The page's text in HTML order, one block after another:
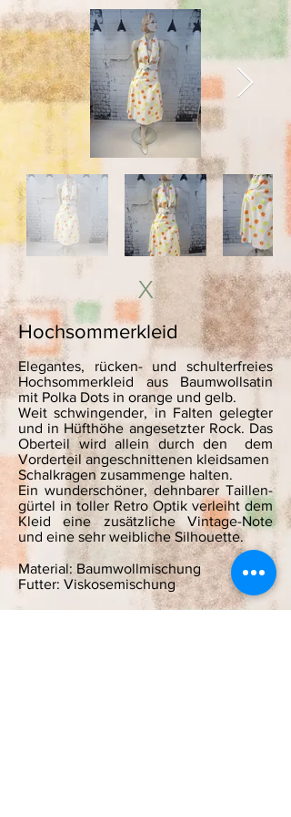
Hochsommerkleid
Elegantes, rücken- und schulterfreies
Hochsommerkleid aus Baumwollsatin
mit Polka Dots in orange und gelb.
Weit schwingender, in Falten gelegter
und in Hüfthöhe angesetzter Rock. Das
Oberteil wird allein durch den dem
Vorderteil angeschnittenen kleidsamen
Schalkragen zusammenge halten.
Ein wunderschöner, dehnbarer Taillen-
gürtel in toller Retro Optik verleiht dem
Kleid eine zusätzliche Vintage-Note
und eine sehr weibliche Silhouette.
Material: Baumwollmischung
Futter: Viskosemischung
X